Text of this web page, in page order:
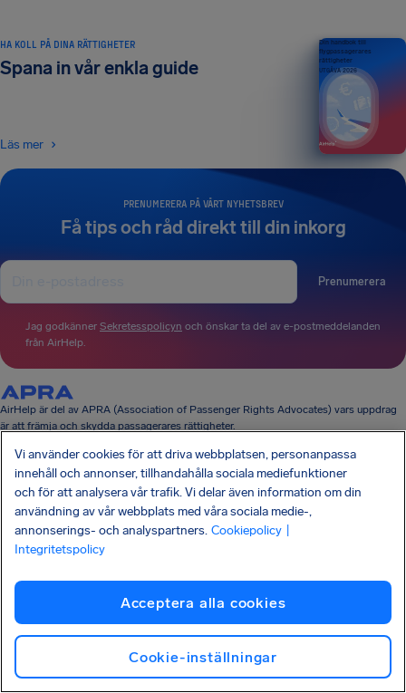
PRENUMERERA PÅ VÅRT NYHETSBREV
Få tips och råd direkt till din inkorg
Prenumerera
Jag godkänner Sekretesspolicyn och önskar ta del av e-postmeddelanden
från AirHelp.
HA KOLL PÅ DINA RÄTTIGHETER
Spana in vår enkla guide
Läs mer
Din handbok till
flygpassagerares
rättigheter
UTGÅVA 2026
AirHelp är del av APRA (Association of Passenger Rights Advocates) vars uppdrag
är att främja och skydda passagerares rättigheter.
HA KOLL PÅ DINA RÄTTIGHETER
Vi använder cookies för att driva webbplatsen, personanpassa
innehåll och annonser, tillhandahålla sociala mediefunktioner
och för att analysera vår trafik. Vi delar även information om din
användning av vår webbplats med våra sociala medie-,
annonserings- och analyspartners. Cookiepolicy
Integritetspolicy
Acceptera alla cookies
Cookie-inställningar